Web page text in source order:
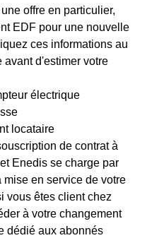
offre en particulier,
EDF pour une nouvelle
ces informations au
d'estimer votre
électrique
locataire
de contrat à
Enedis se charge par
mise en service de votre
vous êtes client chez
à votre changement
dédié aux abonnés